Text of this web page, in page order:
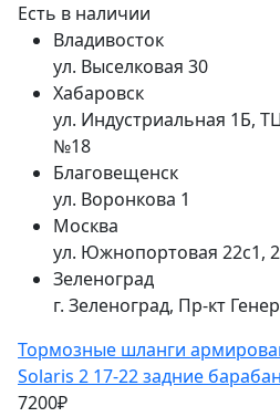
Есть в наличии
Владивосток
ул. Выселковая 30
Хабаровск
ул. Индустриальная 1Б,
№18
Благовещенск
ул. Воронкова 1
Москва
ул. Южнопортовая 22с1,
Зеленоград
г. Зеленоград, Пр-кт
Тормозные шланги
Solaris 2 17-22 задние
7200₽